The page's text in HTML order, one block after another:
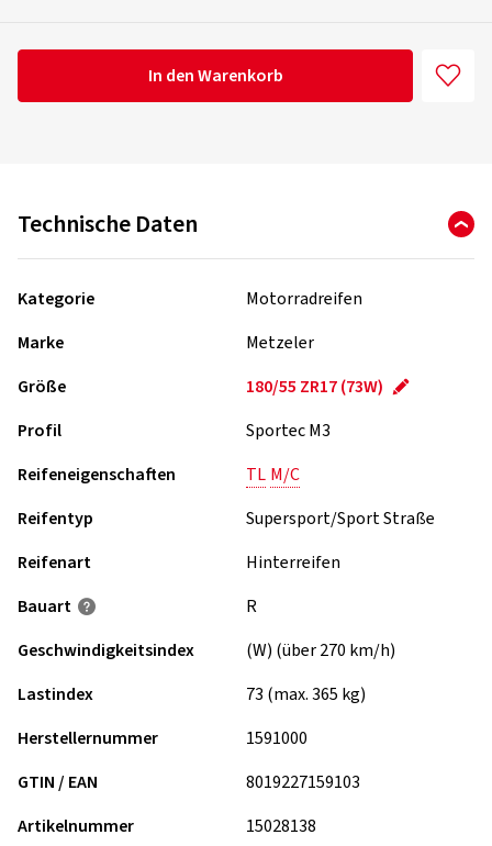
In den Warenkorb
Technische Daten
Kategorie
Motorradreifen
Marke
Metzeler
Größe
180/55 ZR17 (73W)
Profil
Sportec M3
Reifeneigenschaften
TL M/C
Reifentyp
Supersport/Sport Straße
Reifenart
Hinterreifen
Bauart
R
Geschwindigkeits­index
(W) (über 270 km/h)
Lastindex
73 (max. 365 kg)
Herstellernummer
1591000
GTIN / EAN
8019227159103
Artikelnummer
15028138